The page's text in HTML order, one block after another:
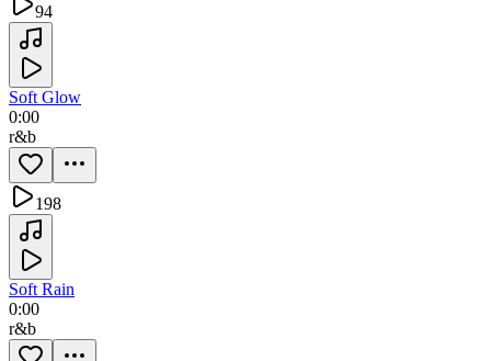
94
Soft Glow
0:00
r&b
198
Soft Rain
0:00
r&b